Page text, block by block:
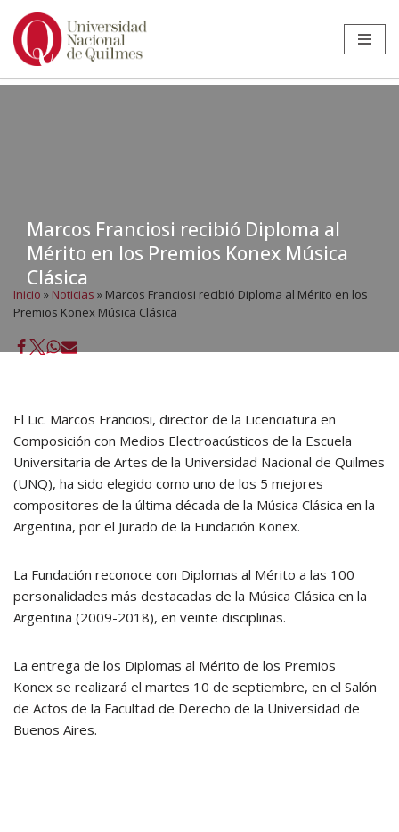
Ir
Marcos Franciosi recibió Diploma al
Mérito en los Premios Konex Música
Clásica
Inicio » Noticias » Marcos Franciosi recibió Diploma al Mérito en los
Premios Konex Música Clásica
El Lic. Marcos Franciosi, director de la Licenciatura en
Composición con Medios Electroacústicos de la Escuela
Universitaria de Artes de la Universidad Nacional de Quilmes
(UNQ), ha sido elegido como uno de los 5 mejores
compositores de la última década de la Música Clásica en la
Argentina, por el Jurado de la Fundación Konex.
La Fundación reconoce con Diplomas al Mérito a las 100
personalidades más destacadas de la Música Clásica en la
Argentina (2009-2018), en veinte disciplinas.
La entrega de los Diplomas al Mérito de los Premios
Konex se realizará el martes 10 de septiembre, en el Salón
de Actos de la Facultad de Derecho de la Universidad de
Buenos Aires.